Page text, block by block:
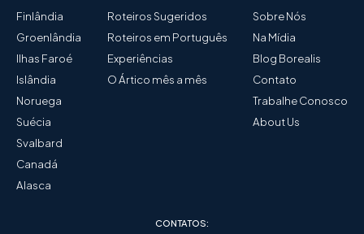
Finlândia
Groenlândia
Ilhas Faroé
Islândia
Noruega
Suécia
Svalbard
Canadá
Alasca
Roteiros Sugeridos
Roteiros em Português
Experiências
O Ártico mês a mês
Sobre Nós
Na Mídia
Blog Borealis
Contato
Trabalhe Conosco
About Us
CONTATOS: